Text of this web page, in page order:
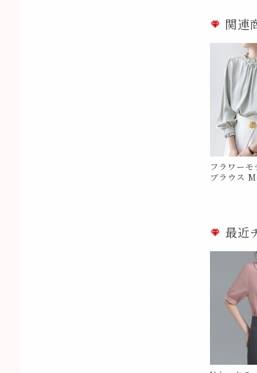
関連
フラワー
ブラウス
最近